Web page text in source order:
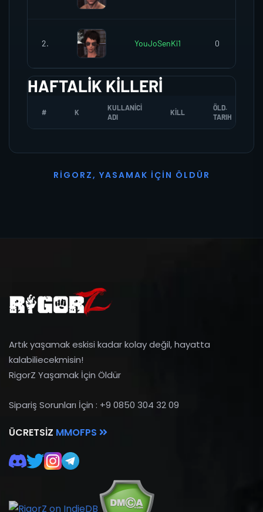
2. YouJoSenKi1 0
HAFTALIK KILLERI
# K
KULLANICI
ADI
KILL
ÖLD.
TARIH
R I G O R Z, YASAMAK İ ÇI N Ö L D Ü R
Artık yaşamak eskisi kadar kolay değil, hayatta
kalabiliecekmisin!
RigorZ Yaşamak İçin Öldür
Sipariş Sorunları İçin : +9 0850 304 32 09
ÜCRETSIZ MMOFPS